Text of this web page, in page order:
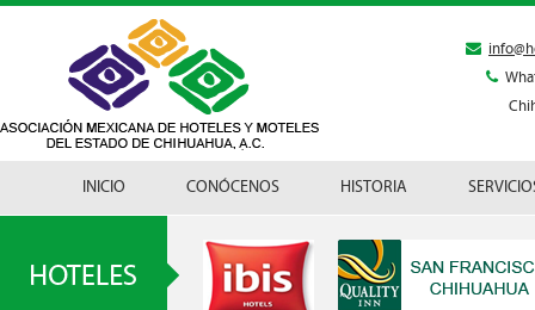
INICIO CONÓCENOS HISTORIA